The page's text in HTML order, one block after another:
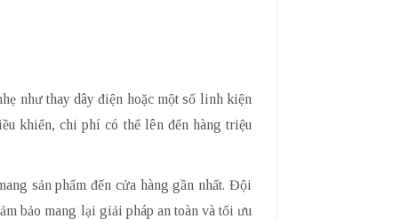
như thay dây điện hoặc một số linh kiện
khiển, chi phí có thể lên đến hàng triệu
sản phẩm đến cửa hàng gần nhất. Đội
bảo mang lại giải pháp an toàn và tối ưu